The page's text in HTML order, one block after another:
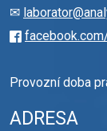
✉
Provozní doba
ADRESA